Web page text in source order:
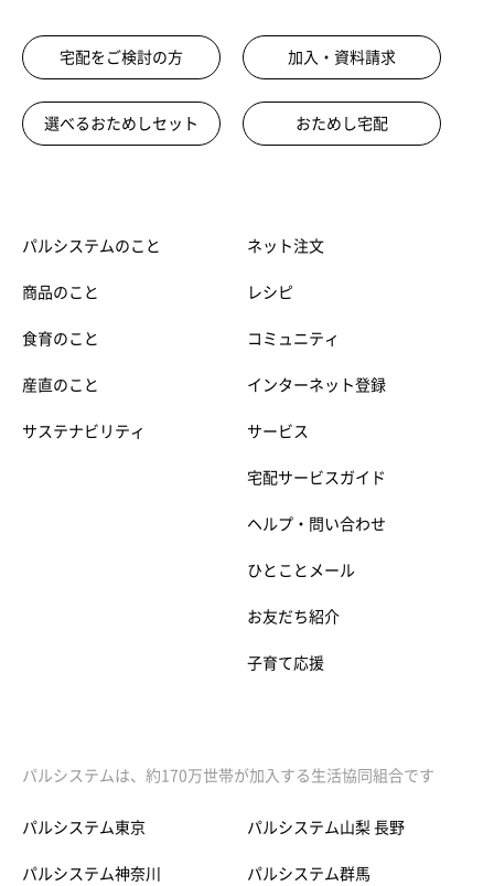
宅配をご検討の方 加入・資料請求
選べるおためしセット おためし宅配
パルシステムのこと
商品のこと
食育のこと
産直のこと
サステナビリティ
ネット注文
レシピ
コミュニティ
インターネット登録
サービス
宅配サービスガイド
ヘルプ・問い合わせ
ひとことメール
お友だち紹介
子育て応援
パルシステムは、約170万世帯が加入する生活協同組合です
パルシステム東京
パルシステム神奈川
パルシステム山梨 長野
パルシステム群馬